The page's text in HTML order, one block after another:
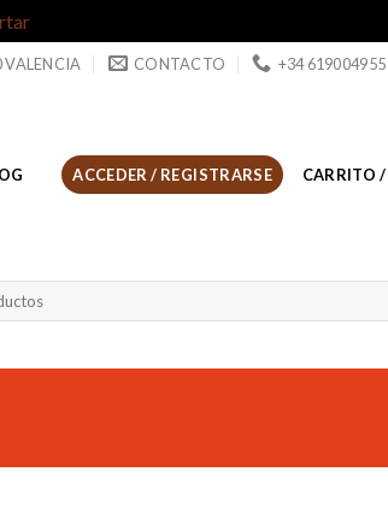
VALENCIA CONTACTO +34 619004955
ACCEDER / REGISTRARSE CARRITO /